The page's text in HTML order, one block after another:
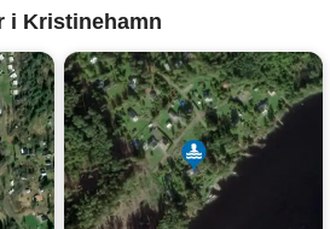
i Kristinehamn